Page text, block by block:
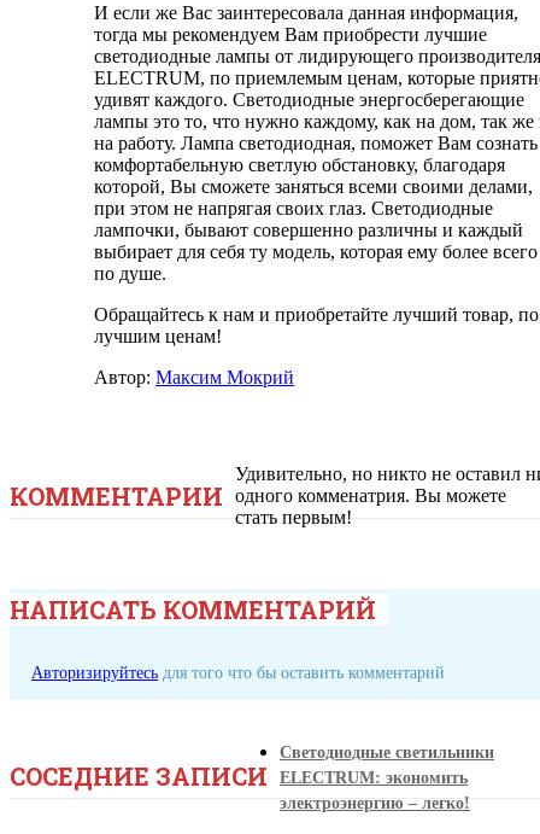
И если же Вас заинтересовала данная информация,
тогда мы рекомендуем Вам приобрести лучшие
светодиодные лампы от лидирующего производителя
ELECTRUM, по приемлемым ценам, которые
удивят каждого. Светодиодные энергосберегающие
лампы это то, что нужно каждому, как на дом, так же
на работу. Лампа светодиодная, поможет Вам сознать
комфортабельную светлую обстановку, благодаря
которой, Вы сможете заняться всеми своими делами,
при этом не напрягая своих глаз. Светодиодные
лампочки, бывают совершенно различны и каждый
выбирает для себя ту модель, которая ему более всего
по душе.
Обращайтесь к нам и приобретайте лучший товар, по
лучшим ценам!
Автор: Максим Мокрий
КОММЕНТАРИИ
Удивительно, но никто не оставил
одного комменатрия. Вы можете
стать первым!
НАПИСАТЬ КОММЕНТАРИЙ
Авторизируйтесь для того что бы оставить комментарий
СОСЕДНИЕ ЗАПИСИ
Светодиодные светильники
ELECTRUM: экономить
электроэнергию – легко!